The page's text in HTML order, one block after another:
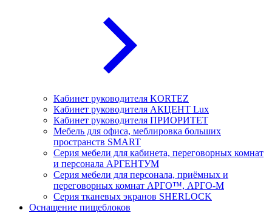
Кабинет руководителя KORTEZ
Кабинет руководителя АКЦЕНТ Lux
Кабинет руководителя ПРИОРИТЕТ
Мебель для офиса, меблировка больших
пространств SMART
Серия мебели для кабинета, переговорных комнат
и персонала АРГЕНТУМ
Серия мебели для персонала, приёмных и
переговорных комнат АРГО™, АРГО-М
Серия тканевых экранов SHERLOCK
Оснащение пищеблоков